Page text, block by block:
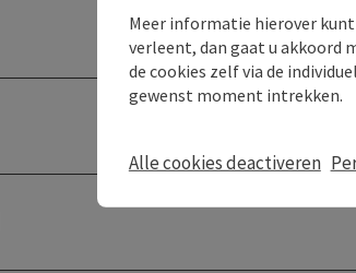
Meer informatie hierover
verleent, dan gaat u akkoord
de cookies zelf via de
gewenst moment intrekken.
Alle cookies deactiveren